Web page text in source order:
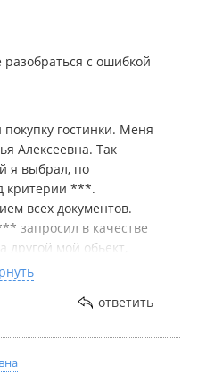
с ошибкой
гостинки. Меня
Алексеевна. Так
я выбрал, по
критерии ***.
всех документов.
запросил в качестве
другой мой обьект,
То есть, моя
под обременение
безответить